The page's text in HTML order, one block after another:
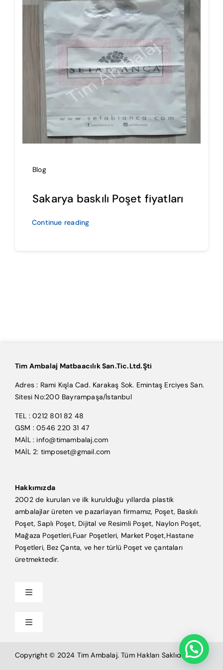
Blog
Sakarya baskılı Poşet fiyatları
Continue reading
Tim Ambalaj Matbaacılık San.Tic.Ltd.Şti
Adres : Rami Kışla Cad. Karakaş Sok. Emintaş Erciyes San.
Sitesi No:200 Bayrampaşa/İstanbul
TEL : 0212 801 82 48
GSM : 0546 220 31 47
MAİL : info@timambalaj.com
MAİL 2: timposet@gmail.com
Hakkımızda
2002 de kurulan ve ilk kurulduğu yıllarda plastik
ambalajlar üreten ve pazarlayan firmamız, Poşet, Baskılı
Poşet, Saplı Poşet, Dijital ve Resimli Poşet, Naylon Poşet,
Mağaza Poşetleri,Fuar Poşetleri, Market Poşet,Hastane
Poşetleri, Bez Çanta, ve her türlü Poşet ve çantaları
üretmektedir.
Toggle
Anasayfa
Tim Ambalaj
Toggle
Copyright © 2024 Tim Ambalaj. Tüm Hakları Saklıdır.